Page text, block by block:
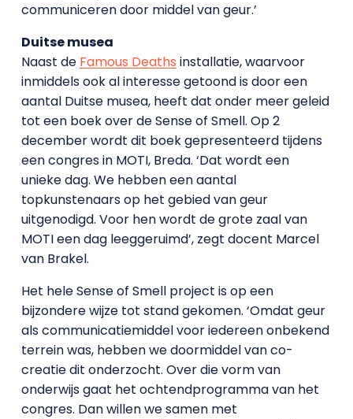
communiceren door middel van geur.’
Duitse musea
Naast de Famous Deaths installatie, waarvoor
inmiddels ook al interesse getoond is door een
aantal Duitse musea, heeft dat onder meer geleid
tot een boek over de Sense of Smell. Op 2
december wordt dit boek gepresenteerd tijdens
een congres in MOTI, Breda. ‘Dat wordt een
unieke dag. We hebben een aantal
topkunstenaars op het gebied van geur
uitgenodigd. Voor hen wordt de grote zaal van
MOTI een dag leeggeruimd’, zegt docent Marcel
van Brakel.
Het hele Sense of Smell project is op een
bijzondere wijze tot stand gekomen. ‘Omdat geur
als communicatiemiddel voor iedereen onbekend
terrein was, hebben we doormiddel van co-
creatie dit onderzocht. Over die vorm van
onderwijs gaat het ochtendprogramma van het
congres. Dan willen we samen met